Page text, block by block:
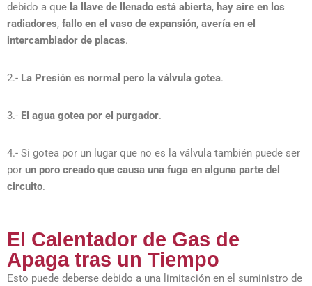
debido a que la llave de llenado está abierta, hay aire en los
radiadores, fallo en el vaso de expansión, avería en el
intercambiador de placas.
2.- La Presión es normal pero la válvula gotea.
3.- El agua gotea por el purgador.
4.- Si gotea por un lugar que no es la válvula también puede ser
por un poro creado que causa una fuga en alguna parte del
circuito.
El Calentador de Gas de
Apaga tras un Tiempo
Esto puede deberse debido a una limitación en el suministro de